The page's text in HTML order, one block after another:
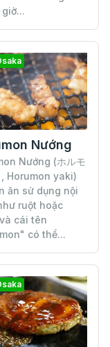
Nướng
Nướng (ホルモ
, Horumon yaki)
ăn sử dụng nội
ruột hoặc
cái tên
có thể...